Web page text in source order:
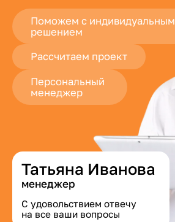
Поможем с индивидуальным
решением
Рассчитаем проект
Персональный
менеджер
Татьяна Иванова
менеджер
С удовольствием отвечу
на все ваши вопросы